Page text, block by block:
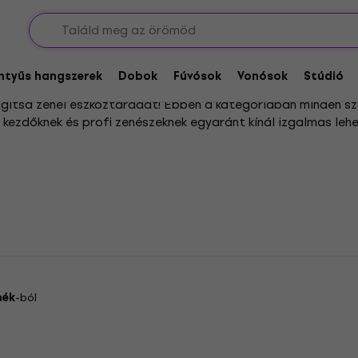
hangszerek Dobok Fúvósok Vonósok Stúdió
ütők
zenei eszköztáradat! Ebben a kategóriában minden
és profi zenészeknek egyaránt kínál izgalmas
ritmikai alapokat.
-ból